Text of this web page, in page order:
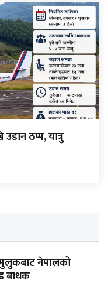
ठप्प, यात्रु
नेपालको
बाधक